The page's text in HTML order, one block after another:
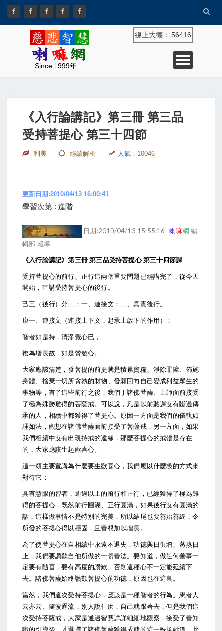
Since 1999年
線上大德： 56416
《入行論講記》第三冊 第三品
受持菩提心 第三十四節
利美 經續解析 人氣： 10046
更新日期:2010/04/13 16:00:41
學習次第 : 進階
日期:2010/04/13 15:55:16喇嘛網編
輯部 報導
《入行論講記》第三冊 第三品受持菩提心 第三十四節課
受持菩提心的前行、正行這兩個重要問題已經講完了，從今天
開始，宣講受持菩提心的後行。
己三（後行）分二：一、連接文；二、真實後行。
庚一、連接文（連接上下文，起承上啟下的作用）：
智者如是持，清淨覺心已，
複為增長故，如是贊發心。
大家應該清楚，發菩提的前提就是積累資糧、淨除罪障、佈施
身體、捨棄一切所貪執的財物、發願回向自己變成利益眾生的
事物等，有了這些前行之後，我們于諸佛菩薩、上師面前接受
了極為殊勝難得的菩薩戒。可以說，凡是以前聽課沒有斷過傳
承的人，相續中都獲得了菩提心。原因一方面是我們的儀軌如
理如法，觀想在諸佛菩薩面前接受了菩薩戒，另一方面，如果
我們相續中沒有出現持戒的違緣，那麼菩提心的戒體是存在
的，大家應該生起歡喜心。
這一頌主要宣講為什麼要生歡喜心，我們應以什麼樣的方式來
對待它：
具有慧眼的智者，通過以上的前行和正行，已經獲得了極為難
得的菩提心，既然前行圓滿、正行圓滿，如果後行沒有圓滿的
話，這樣做事情不是特別的完美，所以結尾也要善始善終，令
所發的菩提心得以穩固，且善根加以增長。
為了使菩提心在自相續中永遠不退失，功德與日俱增、蒸蒸日
上，我們要讚歎自他所做的一切善法。要知道，做任何善事一
定要有隨喜，要有高度的讚歎，否則這種心不一定能延續下
去。諸佛菩薩始終讚歎菩提心的功德，原因也在這裏。
當然，我們這次受持菩提心，應該是一種智者的行為。愚者人
云亦云、隨波逐流，別人說什麼，自己就跟著去，但是我們這
次受持菩薩戒，大家是通過智慧詳詳細細地觀察，接受了善知
識的引導後，才選擇了諸佛菩薩獲得成就的這一殊勝妙道。此